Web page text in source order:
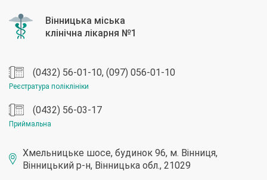
(0432) 56-01-10, (097) 056-01-10
Реєстратура поліклініки
(0432) 56-03-17
Приймальна
Хмельницьке шосе, будинок 96, м. Вінниця,
Вінницький р-н, Вінницька обл., 21029